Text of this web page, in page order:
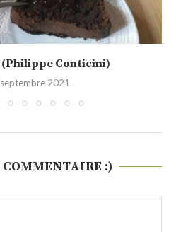
Conticini)
2021
:)